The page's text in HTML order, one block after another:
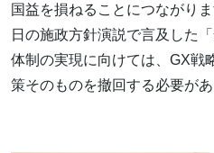
国益を損ねることにつながり
日の施政方針演説で言及した
体制の実現に向けては、GX戦
策そのものを撤回する必要があ